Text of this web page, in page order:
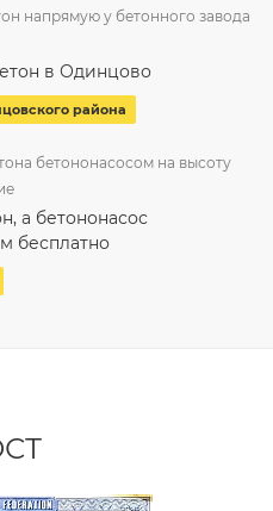
напрямую у бетонного завода
в Одинцово
района
бетононасосом на высоту
а бетононасос
бесплатно